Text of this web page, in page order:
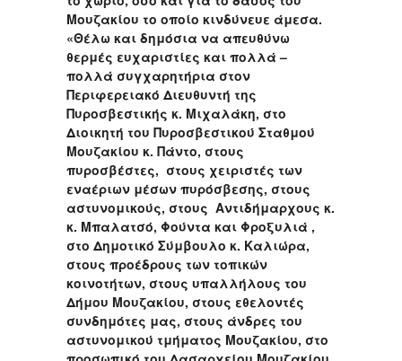
Μουζακίου το οποίο κινδύνευε άμεσα.
«Θέλω και δημόσια να απευθύνω
θερμές ευχαριστίες και πολλά –
πολλά συγχαρητήρια στον
Περιφερειακό Διευθυντή της
Πυροσβεστικής κ. Μιχαλάκη, στο
Διοικητή του Πυροσβεστικού Σταθμού
Μουζακίου κ. Πάντο, στους
πυροσβέστες, στους χειριστές των
εναέριων μέσων πυρόσβεσης, στους
αστυνομικούς, στους Αντιδήμαρχους κ.
κ. Μπαλατσό, Φούντα και Φροξυλιά ,
στο Δημοτικό Σύμβουλο κ. Καλιώρα,
στους προέδρους των τοπικών
κοινοτήτων, στους υπαλλήλους του
Δήμου Μουζακίου, στους εθελοντές
συνδημότες μας, στους άνδρες του
αστυνομικού τμήματος Μουζακίου, στο